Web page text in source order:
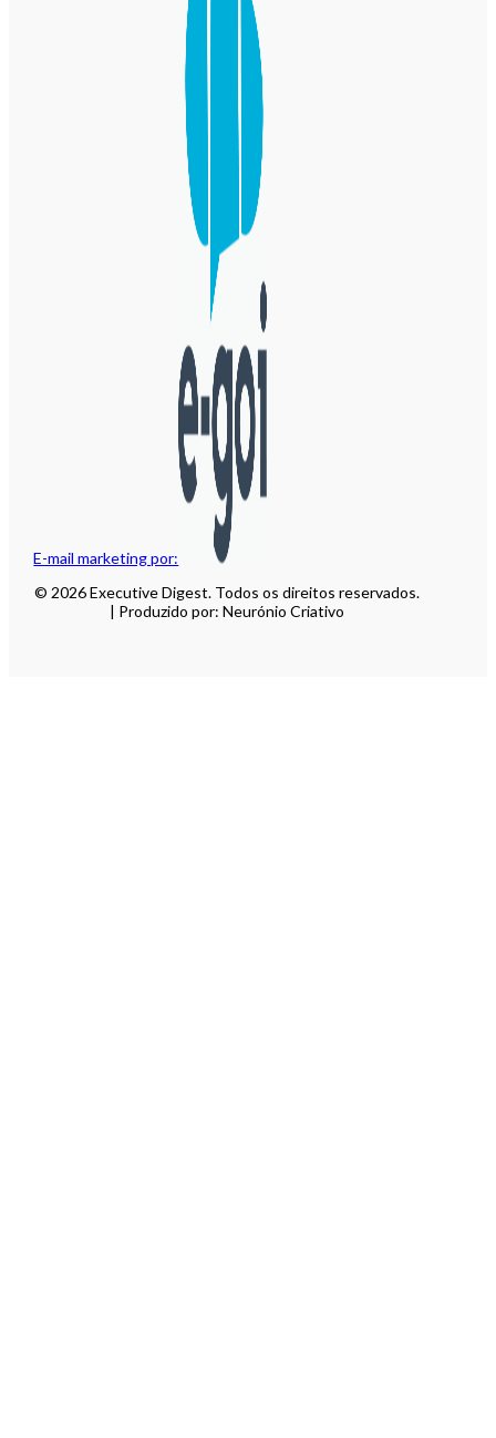
E-mail marketing por:
© 2026 Executive Digest. Todos os direitos reservados.
| Produzido por: Neurónio Criativo